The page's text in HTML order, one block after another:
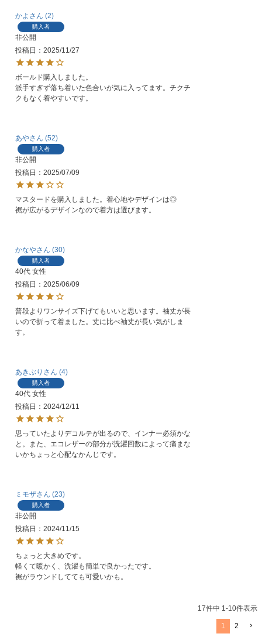
かよ 2
購入者
非公開
投稿日
2025/11/27
ボールド購入しました。
派手すぎず落ち着いた色合いが気に入ってます。チクチ
クもなく着やすいです。
あや 52
購入者
非公開
投稿日
2025/07/09
マスタードを購入しました。着心地やデザインは◎
裾が広がるデザインなので着方は選びます。
かなや 30
購入者
40代 女性
投稿日
2025/06/09
普段よりワンサイズ下げてもいいと思います。袖丈が長
いので折って着ました。丈に比べ袖丈が長い気がしま
す。
あきぶり 4
購入者
40代 女性
投稿日
2024/12/11
思っていたよりデコルテが出るので、インナー必須かな
と。また、エコレザーの部分が洗濯回数によって痛まな
いかちょっと心配なかんじです。
ミモザ 23
購入者
非公開
投稿日
2024/11/15
ちょっと大きめです。
軽くて暖かく、洗濯も簡単で良かったです。
17件中 1 -10件表示
1 2